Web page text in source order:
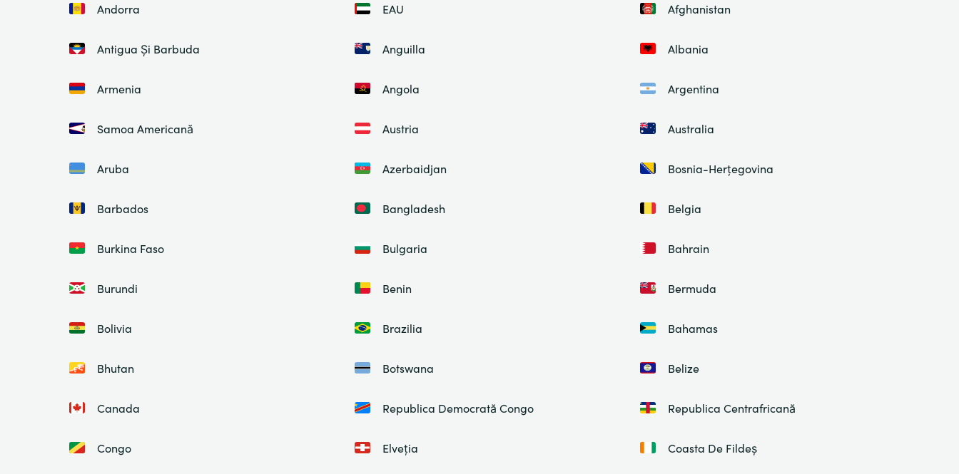
Andorra EAU Afghanistan
Antigua Și Barbuda Anguilla Albania
Armenia Angola Argentina
Samoa Americană Austria Australia
Aruba Azerbaidjan Bosnia-Herțegovina
Barbados Bangladesh Belgia
Burkina Faso Bulgaria Bahrain
Burundi Benin Bermuda
Bolivia Brazilia Bahamas
Bhutan Botswana Belize
Canada Republica Democrată Congo Republica Centrafricană
Congo Elveția Coasta De Fildeș